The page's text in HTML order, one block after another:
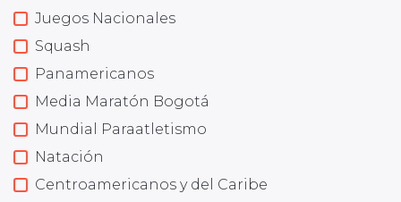
Juegos Nacionales
Squash
Panamericanos
Media Maratón Bogotá
Mundial Paraatletismo
Natación
Centroamericanos y del Caribe